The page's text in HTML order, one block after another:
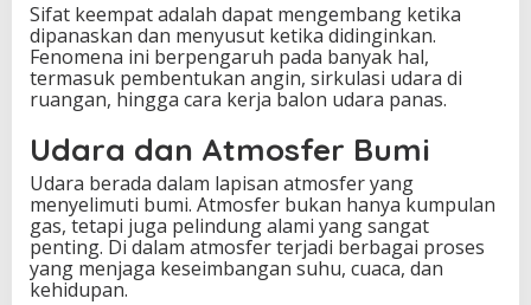
Sifat keempat adalah dapat mengembang ketika
dipanaskan dan menyusut ketika didinginkan.
Fenomena ini berpengaruh pada banyak hal,
termasuk pembentukan angin, sirkulasi udara di
ruangan, hingga cara kerja balon udara panas.
Udara dan Atmosfer Bumi
Udara berada dalam lapisan atmosfer yang
menyelimuti bumi. Atmosfer bukan hanya kumpulan
gas, tetapi juga pelindung alami yang sangat
penting. Di dalam atmosfer terjadi berbagai proses
yang menjaga keseimbangan suhu, cuaca, dan
kehidupan.